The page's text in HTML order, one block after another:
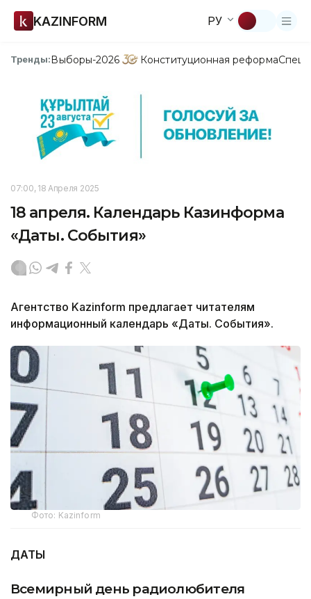
KAZINFORM РУ
Тренды:Выборы-2026 Конституционная реформа
07:00, 18 Апреля 2025
18 апреля. Календарь Казинформа
«Даты. События»
Агентство Kazinform предлагает читателям
информационный календарь «Даты. События».
Фото: Kazinform
ДАТЫ
Всемирный день радиолюбителя